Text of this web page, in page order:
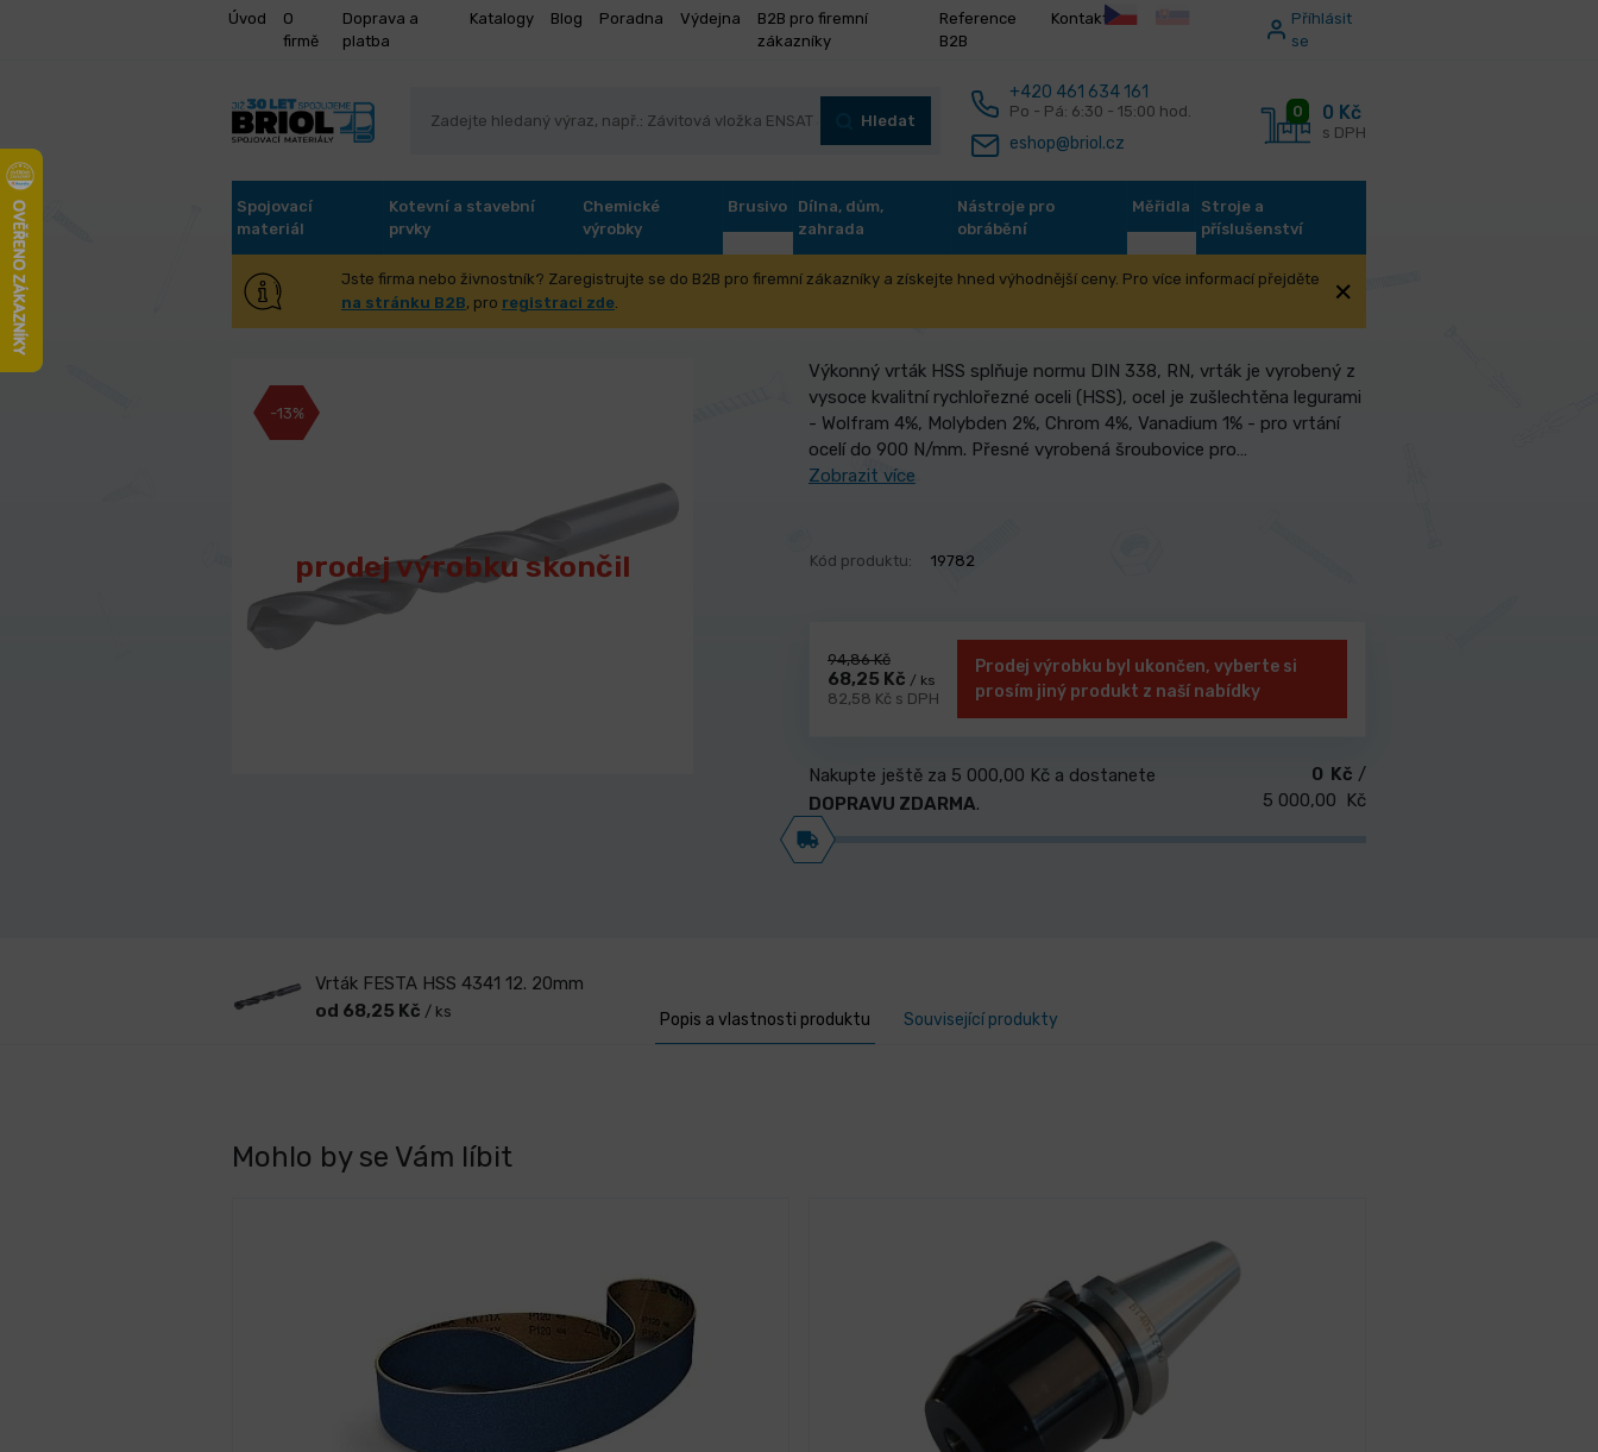
Úvod
O
firmě
Doprava a
platba
Katalogy Blog Poradna Výdejna
B2B pro firemní
zákazníky
Reference
B2B
Kontakt
Příhlásit
se
Hledat
+420 461 634 161
Po - Pá: 6:30 - 15:00 hod.
eshop@briol.cz
0 0 Kč
s DPH
Spojovací
materiál
Kotevní a stavební
prvky
Chemické
výrobky
Brusivo
Dílna, dům,
zahrada
Nástroje pro
obrábění
Měřidla
Stroje a
příslušenství
Jste firma nebo živnostník? Zaregistrujte se do B2B pro firemní zákazníky a získejte hned výhodnější ceny. Pro více informací přejděte
na stránku B2B, pro registraci zde.
Vrták FESTA HSS 4341 12. 20mm
prodej výrobku skončil
-13%
Výkonný vrták HSS splňuje normu DIN 338, RN, vrták je vyrobený z
vysoce kvalitní rychlořezné oceli (HSS), ocel je zušlechtěna legurami
- Wolfram 4%, Molybden 2%, Chrom 4%, Vanadium 1% - pro vrtání
ocelí do 900 N/mm. Přesné vyrobená šroubovice pro…
Zobrazit více
Kód produktu: 19782
94,86 Kč
68,25 Kč / ks
82,58 Kč s DPH
Prodej výrobku byl ukončen, vyberte si
prosím jiný produkt z naší nabídky
Nakupte ještě za 5 000,00 Kč a dostanete
DOPRAVU ZDARMA.
0 Kč /
5 000,00 Kč
Vrták FESTA HSS 4341 12. 20mm
od 68,25 Kč / ks Popis a vlastnosti produktu Související produkty
Mohlo by se Vám líbit